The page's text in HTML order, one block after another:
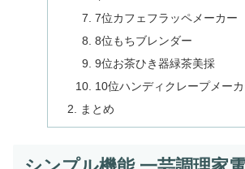
7位カフェフラッペメーカー
8位もちブレンダー
9位お茶ひき器緑茶美採
10位ハンディクレープメー
まとめ